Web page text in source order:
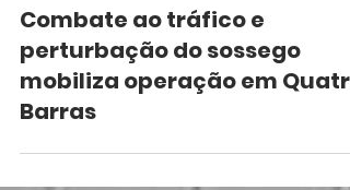
Quatro Barras
Combate ao tráfico e
perturbação do sossego
mobiliza operação em Quatro